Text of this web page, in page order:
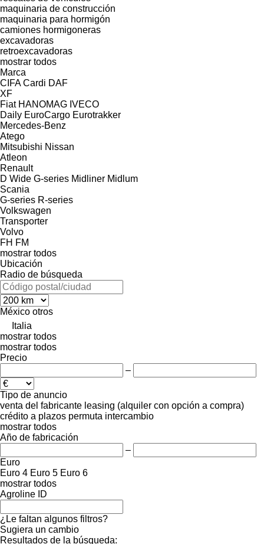
maquinaria de construcción
maquinaria para hormigón
camiones hormigoneras
excavadoras
retroexcavadoras
mostrar todos
Marca
CIFA Cardi DAF
XF
Fiat HANOMAG IVECO
Daily EuroCargo Eurotrakker
Mercedes-Benz
Atego
Mitsubishi Nissan
Atleon
Renault
D Wide G-series Midliner Midlum
Scania
G-series R-series
Volkswagen
Transporter
Volvo
FH FM
mostrar todos
Ubicación
Radio de búsqueda
México otros
Italia
mostrar todos
mostrar todos
Precio
–
Tipo de anuncio
venta del fabricante leasing (alquiler con opción a compra)
crédito a plazos permuta intercambio
mostrar todos
Año de fabricación
–
Euro
Euro 4 Euro 5 Euro 6
mostrar todos
Agroline ID
¿Le faltan algunos filtros?
Sugiera un cambio
Resultados de la búsqueda: